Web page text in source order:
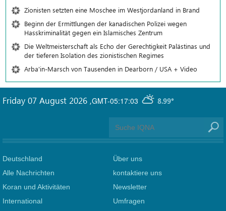
Zionisten setzten eine Moschee im Westjordanland in Brand
Beginn der Ermittlungen der kanadischen Polizei wegen
Hasskriminalität gegen ein Islamisches Zentrum
Die Weltmeisterschaft als Echo der Gerechtigkeit Palästinas und
der tieferen Isolation des zionistischen Regimes
Arba'in-Marsch von Tausenden in Dearborn / USA + Video
GMT-05:17:03 8.99°
Friday 07 August 2026 ,
Deutschland
Alle Nachrichten
Koran und Aktivitäten
International
Über uns
kontaktiere uns
Newsletter
Umfragen